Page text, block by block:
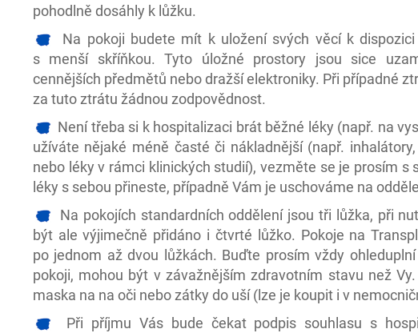
pohodlně dosáhly k lůžku.
Na pokoji budete mít k uložení svých věcí k
s menší skříňkou. Tyto úložné prostory jsou sice
cennějších předmětů nebo dražší elektroniky. Při případné
za tuto ztrátu žádnou zodpovědnost.
Není třeba si k hospitalizaci brát běžné léky (např. na
užíváte nějaké méně časté či nákladnější (např.
nebo léky v rámci klinických studií), vezměte se je prosím s
léky s sebou přineste, případně Vám je uschováme na
Na pokojích standardních oddělení jsou tři lůžka, při
být ale výjimečně přidáno i čtvrté lůžko. Pokoje na
po jednom až dvou lůžkách. Buďte prosím vždy
pokoji, mohou být v závažnějším zdravotním stavu než
maska na na oči nebo zátky do uší (lze je koupit i v
Při příjmu Vás bude čekat podpis souhlasu s